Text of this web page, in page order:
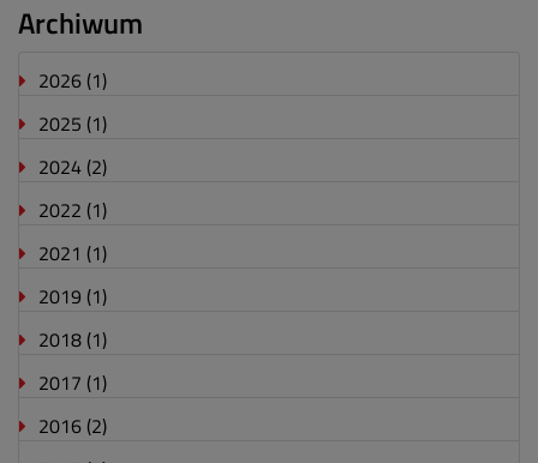
Archiwum
2026 (1)
2025 (1)
2024 (2)
2022 (1)
2021 (1)
2019 (1)
2018 (1)
2017 (1)
2016 (2)